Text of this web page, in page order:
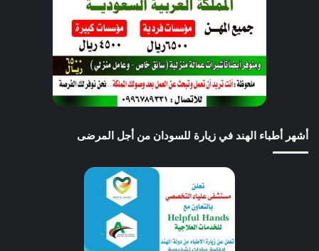
أشهر أطباء الهند في زيارة للسودان من أجل المرضى